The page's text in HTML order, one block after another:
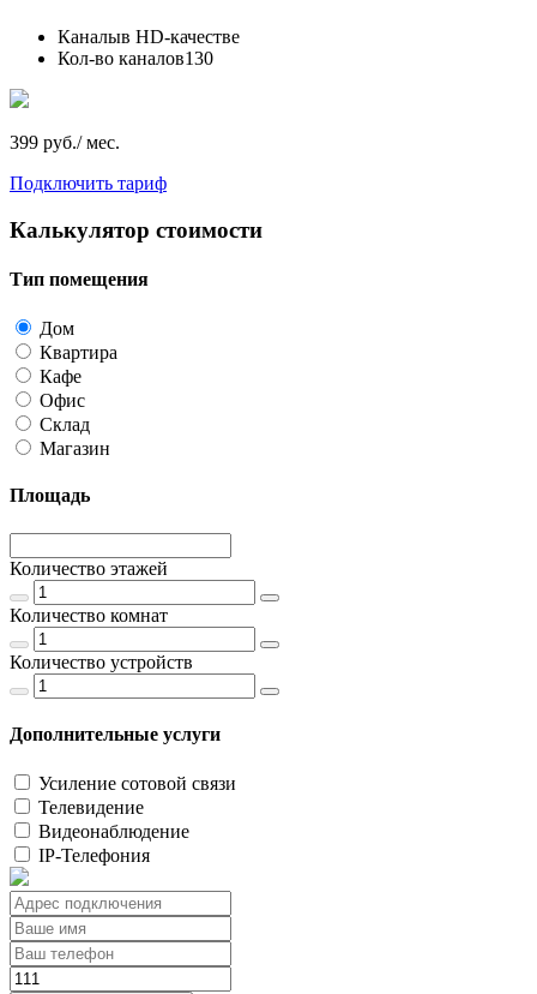
Каналыв HD-качестве
Кол-во каналов130
399 руб./ мес.
Подключить тариф
Калькулятор стоимости
Тип помещения
Дом
Квартира
Кафе
Офис
Склад
Магазин
Площадь
Количество этажей
Количество комнат
Количество устройств
Дополнительные услуги
Усиление сотовой связи
Телевидение
Видеонаблюдение
IP-Телефония